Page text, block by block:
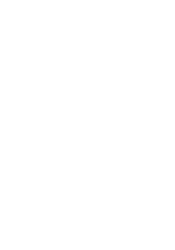
หะสแตนเลส 5. ชิ้นส่วนที่มีช่องโหว่, คู่มือ